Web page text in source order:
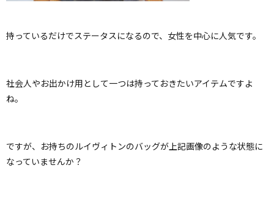
持っているだけでステータスになるので、女性を中心に人気です。
社会人やお出かけ用として一つは持っておきたいアイテムですよ
ね。
ですが、お持ちのルイヴィトンのバッグが上記画像のような状態に
なっていませんか？